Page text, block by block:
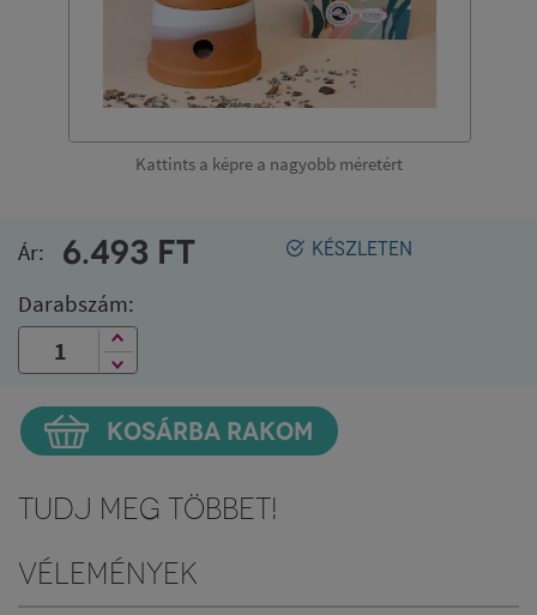
Kattints a képre a nagyobb méretért
KÉSZLETEN
Ár: 6.493 FT
Darabszám:
KOSÁRBA RAKOM
Tudj meg többet!
Vélemények